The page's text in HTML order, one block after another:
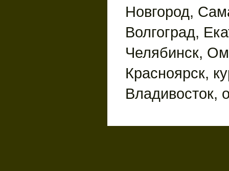
Новгород,
Волгоград,
Челябинск,
Красноярск,
Владивосток,